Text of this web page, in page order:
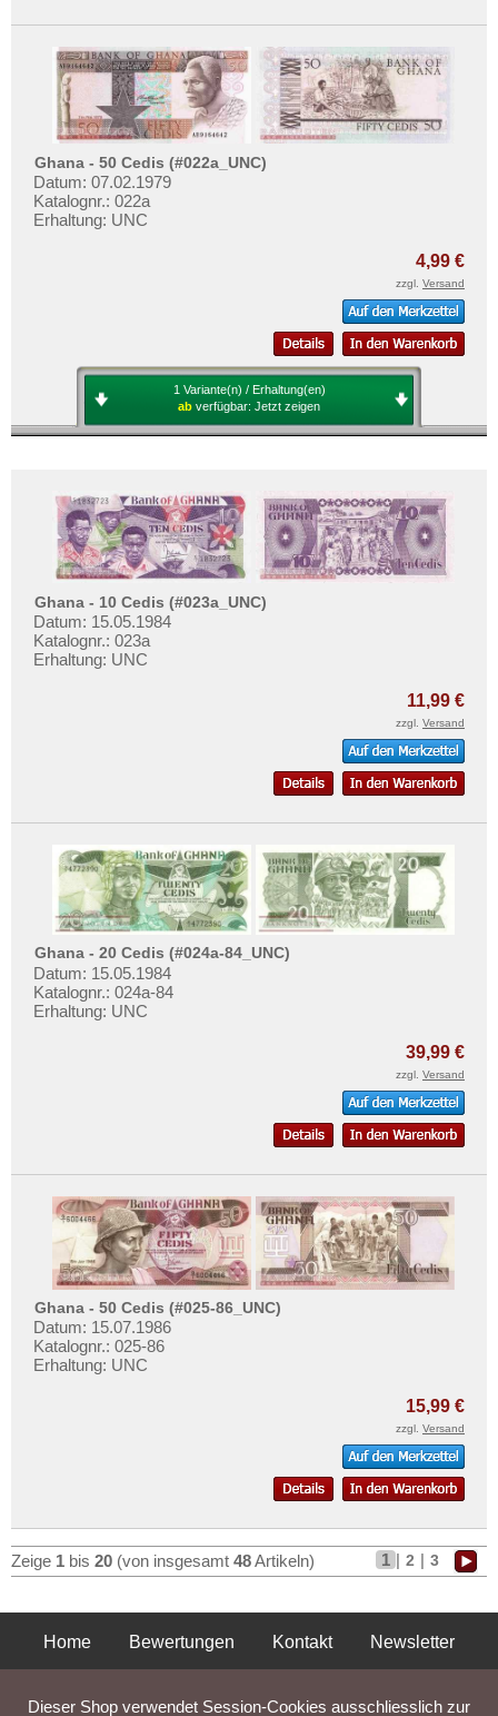
Ghana - 50 Cedis (#022a_UNC)
Datum: 07.02.1979
Katalognr.: 022a
Erhaltung: UNC
4,99 €
zzgl. Versand
1 Variante(n) / Erhaltung(en)
ab verfügbar: Jetzt zeigen
Ghana - 10 Cedis (#023a_UNC)
Datum: 15.05.1984
Katalognr.: 023a
Erhaltung: UNC
11,99 €
zzgl. Versand
Ghana - 20 Cedis (#024a-84_UNC)
Datum: 15.05.1984
Katalognr.: 024a-84
Erhaltung: UNC
39,99 €
zzgl. Versand
Ghana - 50 Cedis (#025-86_UNC)
Datum: 15.07.1986
Katalognr.: 025-86
Erhaltung: UNC
15,99 €
zzgl. Versand
Zeige 1 bis 20 (von insgesamt 48Artikeln) 1 2 3
Home Bewertungen Kontakt
Newsletter
Dieser Shop verwendet Session-Cookies ausschliesslich zur